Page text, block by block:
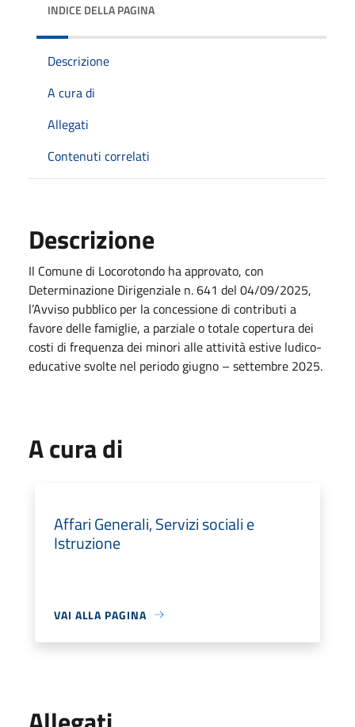
INDICE DELLA PAGINA
Descrizione
A cura di
Allegati
Contenuti correlati
Descrizione
Il Comune di Locorotondo ha approvato, con
Determinazione Dirigenziale n. 641 del 04/09/2025,
l’Avviso pubblico per la concessione di contributi a
favore delle famiglie, a parziale o totale copertura dei
costi di frequenza dei minori alle attività estive ludico-
educative svolte nel periodo giugno – settembre 2025.
A cura di
Affari Generali, Servizi sociali e
Istruzione
VAI ALLA PAGINA